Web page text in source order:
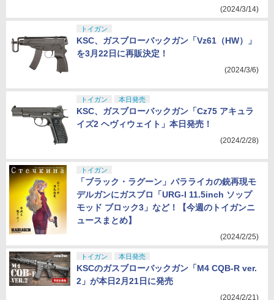
(2024/3/14)
トイガン
KSC、ガスブローバックガン「Vz61（HW）」
を3月22日に再販決定！
(2024/3/6)
トイガン 本日発売
KSC、ガスブローバックガン「Cz75 アキュラ
イズ2 ヘヴィウェイト」本日発売！
(2024/2/28)
トイガン
「ブラック・ラグーン」バラライカの銃再現モ
デルガンにガスブロ「URG-I 11.5inch ソップ
モッド ブロック3」など！【今週のトイガンニ
ュースまとめ】
(2024/2/25)
トイガン 本日発売
KSCのガスブローバックガン「M4 CQB-R ver.
2」が本日2月21日に発売
(2024/2/21)